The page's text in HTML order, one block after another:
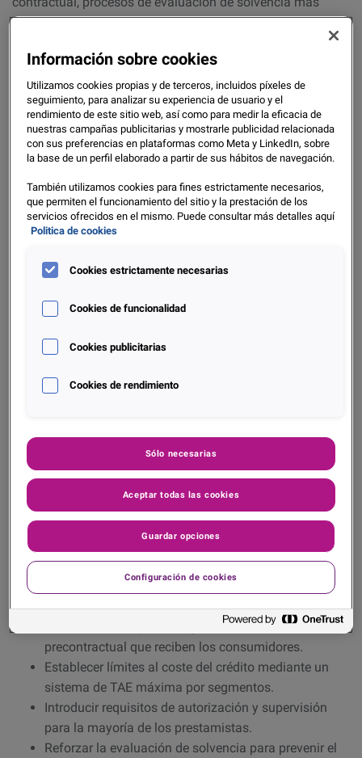
rigurosos y una supervisión reforzada de los proveedores.
España debía transponer la Directiva (UE) 2023/2225
antes del 20 de noviembre de 2025, plazo que no se
cumplió. El Gobierno aprobó el Anteproyecto de Ley el 7 de
enero de 2026 y, en abril de 2026, se encuentra en
tramitación parlamentaria. La entrada en vigor está
prevista a los 20 días de su publicación en el BOE, con
aplicación plena en el marco europeo para finales de 2026.
El legislador español ha optado por ir más allá de los
mínimos de la Directiva, introduciendo límites explícitos al
de alto coste.
Alcance del Anteproyecto
de Ley de contratos de
crédito al consumo
como consumidores, incluyendo microcréditos, tarjetas
revolving, préstamos rápidos ofrecidos en plataformas
digitales y otros productos de financiación. Dentro de este
ámbito se encuadran los esquemas BNPL cuando
constituyen una forma de crédito concedido al consumidor
para financiar la adquisición de bienes o servicios.
Entre sus objetivos principales destacan:
Reforzar la transparencia y la información
precontractual que reciben los consumidores.
Establecer límites al coste del crédito mediante un
sistema de TAE máxima por segmentos.
Introducir requisitos de autorización y supervisión
para la mayoría de los prestamistas.
Reforzar la evaluación de solvencia para prevenir el
Información sobre cookies
Utilizamos cookies propias y de terceros, incluidos píxeles de
seguimiento, para analizar su experiencia de usuario y el
rendimiento de este sitio web, así como para medir la eficacia de
nuestras campañas publicitarias y mostrarle publicidad relacionada
con sus preferencias en plataformas como Meta y LinkedIn, sobre
la base de un perfil elaborado a partir de sus hábitos de navegación.
También utilizamos cookies para fines estrictamente necesarios,
que permiten el funcionamiento del sitio y la prestación de los
servicios ofrecidos en el mismo. Puede consultar más detalles aquí
Politica de cookies
Cookies estrictamente necesarias
Cookies de funcionalidad
Cookies publicitarias
Cookies de rendimiento
Sólo necesarias
Aceptar todas las cookies
Guardar opciones
Configuración de cookies